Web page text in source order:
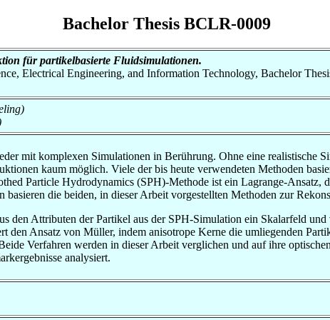
Bachelor Thesis BCLR-0009
für partikelbasierte Fluidsimulationen.
Electrical Engineering, and Information Technology, Bachelor
mit komplexen Simulationen in Berührung. Ohne eine realistische
kaum möglich. Viele der bis heute verwendeten Methoden
Particle Hydrodynamics (SPH)-Methode ist ein Lagrange-Ansatz,
die beiden, in dieser Arbeit vorgestellten Methoden zur
den Attributen der Partikel aus der SPH-Simulation ein Skalarfeld
den Ansatz von Müller, indem anisotrope Kerne die umliegenden
Verfahren werden in dieser Arbeit verglichen und auf ihre
analysiert.